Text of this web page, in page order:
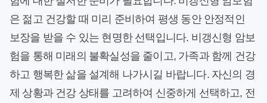
은 젊고 건강할 때 미리 준비하여 평생 동안 안정적인
보장을 받을 수 있는 현명한 선택입니다. 비갱신형 암보
험을 통해 미래의 불확실성을 줄이고, 가족과 함께 건강
하고 행복한 삶을 설계해 나가시길 바랍니다. 자신의 경
제 상황과 건강 상태를 고려하여 신중하게 선택하고, 전